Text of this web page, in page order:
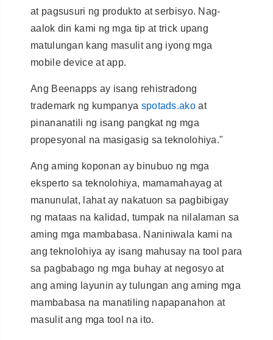
at pagsusuri ng produkto at serbisyo. Nag-
aalok din kami ng mga tip at trick upang
matulungan kang masulit ang iyong mga
mobile device at app.
Ang Beenapps ay isang rehistradong
trademark ng kumpanya spotads.akoat
pinananatili ng isang pangkat ng mga
propesyonal na masigasig sa teknolohiya."
Ang aming koponan ay binubuo ng mga
eksperto sa teknolohiya, mamamahayag at
manunulat, lahat ay nakatuon sa pagbibigay
ng mataas na kalidad, tumpak na nilalaman sa
aming mga mambabasa. Naniniwala kami na
ang teknolohiya ay isang mahusay na tool para
sa pagbabago ng mga buhay at negosyo at
ang aming layunin ay tulungan ang aming mga
mambabasa na manatiling napapanahon at
masulit ang mga tool na ito.